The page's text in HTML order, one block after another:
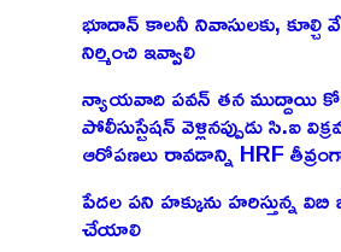
భూదాన్ కాలనీ నివాసులకు, కూల్చి
నిర్మించి ఇవ్వాలి
న్యాయవాది పవన్ తన ముద్దాయి
పోలీసుస్టేషన్ వెళ్లినప్పుడు సి.ఐ
ఆరోపణలు రావడాన్ని HRF
పేదల పని హక్కును హరిస్తున్న
చేయాలి